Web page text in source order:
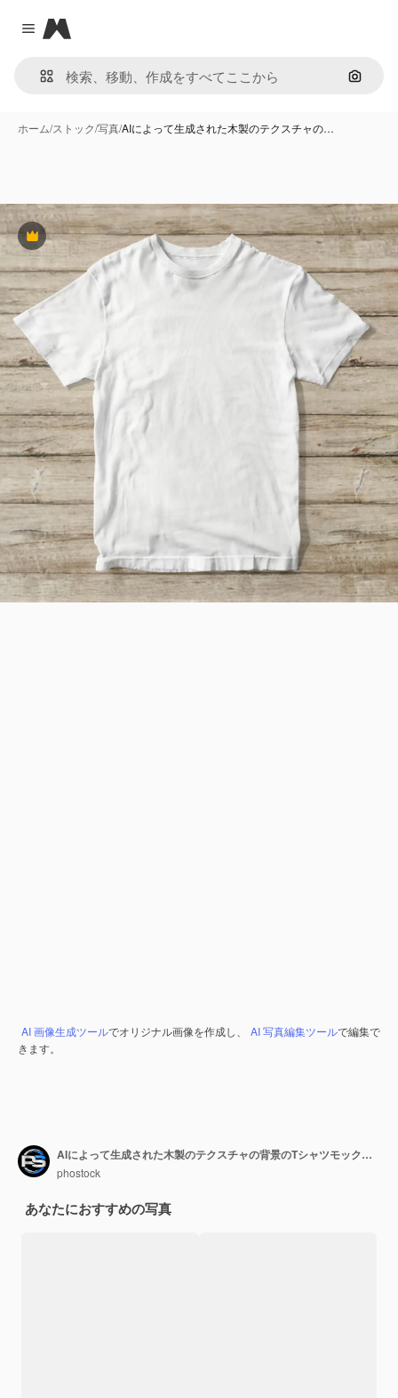
Close menu
Magnific
画像で
ホーム/ストック/写真/AIによって生成された木製のテクスチャの…
Premium
AI 画像生成ツールでオリジナル画像を作成し、 AI 写真編集ツールで編集で
きます。
AIによって生成された木製のテクスチャの背景のTシャツモックアップ
phostock
あなたにおすすめの写真